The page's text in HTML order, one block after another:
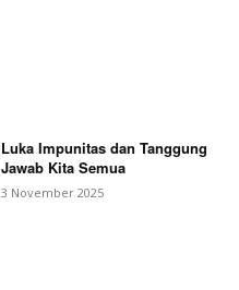
Luka Impunitas dan Tanggung
Jawab Kita Semua
3 November 2025